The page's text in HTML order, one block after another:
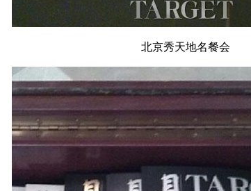
北京秀天地名餐会